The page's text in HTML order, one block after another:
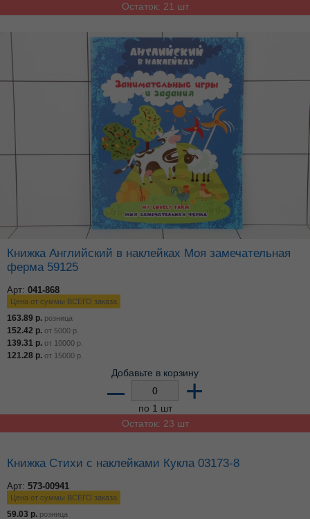
Остаток: 21 шт
Книжка Английский в наклейках Моя замечательная
ферма 59125
Арт: 041-868
Цена от суммы ВСЕГО заказа
163.89 р. розница
152.42 р. от 5000 р.
139.31 р. от 10000 р.
121.28 р. от 15000 р.
Добавьте в корзину
– +
по 1 шт
Остаток: 23 шт